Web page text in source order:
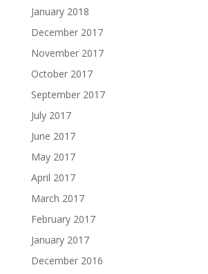
January 2018
December 2017
November 2017
October 2017
September 2017
July 2017
June 2017
May 2017
April 2017
March 2017
February 2017
January 2017
December 2016